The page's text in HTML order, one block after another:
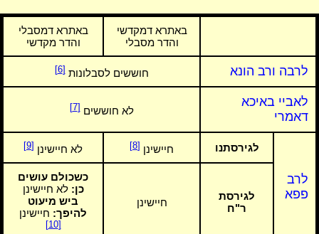
באתרא דמקדשי
והדר מסבלי
באתרא דמסבלי
והדר מקדשי
לרבה ורב הונא חוששים לסבלונות[6]
לאביי באיכא
דאמרי
לא חוששים[7]
לרב
פפא
לגירסתנו חיישינן [8] לא חיישינן [9]
לגירסת
ר"ח
חיישינן
כשכולם עושים
כן: לא חיישינן
ביש מיעוט
להיפך: חיישינן
[10]